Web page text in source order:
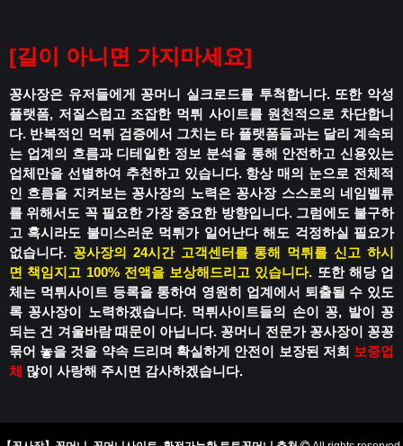
[길이 아니면 가지마세요]
꽁사장은 유저들에게 꽁머니 실크로드를 투척합니다. 또한 악성
플랫폼, 저질스럽고 조잡한 먹튀 사이트를 원천적으로 차단합니
다. 반복적인 먹튀 검증에서 그치는 타 플랫폼들과는 달리 계속되
는 업계의 흐름과 디테일한 정보 분석을 통해 안전하고 신용있는
업체만을 선별하여 추천하고 있습니다. 항상 매의 눈으로 전체적
인 흐름을 지켜보는 꽁사장의 노력은 꽁사장 스스로의 네임벨류
를 위해서도 꼭 필요한 가장 중요한 방향입니다. 그럼에도 불구하
고 혹시라도 불미스러운 먹튀가 일어난다 해도 걱정하실 필요가
없습니다. 꽁사장의 24시간 고객센터를 통해 먹튀를 신고 하시
면책임지고 100% 전액을 보상해드리고 있습니다. 또한 해당 업
체는 먹튀사이트 등록을 통하여 영원히 업계에서 퇴출될 수 있도
록 꽁사장이 노력하겠습니다. 먹튀사이트들의 손이 꽁, 발이 꽁
되는 건 겨울바람 때문이 아닙니다. 꽁머니 전문가 꽁사장이 꽁꽁
묶어 놓을 것을 약속 드리며 확실하게 안전이 보장된 저희 보증업
체
많이 사랑해 주시면 감사하겠습니다.